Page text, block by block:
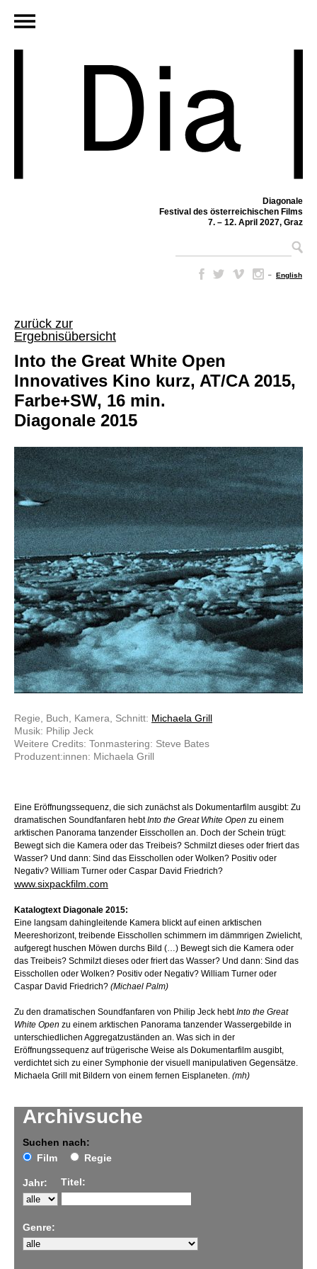
Diagonale
Festival des österreichischen Films
7. – 12. April 2027, Graz
– English
zurück zur
Ergebnisübersicht
Archivsuche
Suchen nach:
Film
Regie
Jahr: Titel:
Genre:
Into the Great White Open
Innovatives Kino kurz, AT/CA 2015,
Farbe+SW, 16 min.
Diagonale 2015
Regie, Buch, Kamera, Schnitt: Michaela Grill
Musik: Philip Jeck
Weitere Credits: Tonmastering: Steve Bates
Produzent:innen: Michaela Grill
Eine Eröffnungssequenz, die sich zunächst als Dokumentarfilm ausgibt: Zu
dramatischen Soundfanfaren hebtInto the Great White Open zu einem
arktischen Panorama tanzender Eisschollen an. Doch der Schein trügt:
Bewegt sich die Kamera oder das Treibeis? Schmilzt dieses oder friert das
Wasser? Und dann: Sind das Eisschollen oder Wolken? Positiv oder
Negativ? William Turner oder Caspar David Friedrich?
www.sixpackfilm.com
Katalogtext Diagonale 2015:
Eine langsam dahingleitende Kamera blickt auf einen arktischen
Meereshorizont, treibende Eisschollen schimmern im dämmrigen Zwielicht,
aufgeregt huschen Möwen durchs Bild (…) Bewegt sich die Kamera oder
das Treibeis? Schmilzt dieses oder friert das Wasser? Und dann: Sind das
Eisschollen oder Wolken? Positiv oder Negativ? William Turner oder
Caspar David Friedrich? (Michael Palm)
Zu den dramatischen Soundfanfaren von Philip Jeck hebtInto the Great
White Open zu einem arktischen Panorama tanzender Wassergebilde in
unterschiedlichen Aggregatzuständen an. Was sich in der
Eröffnungssequenz auf trügerische Weise als Dokumentarfilm ausgibt,
verdichtet sich zu einer Symphonie der visuell manipulativen Gegensätze.
Michaela Grill mit Bildern von einem fernen Eisplaneten. (mh)